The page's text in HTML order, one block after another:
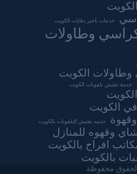
خدمات تاجير دفايات الكويت
وطاولات
وطاولات الكويت
خدمة تفتيش تلفونات الكويت
الكويت
خدمه تفتيش التلفونات بالكويت
وقهوه للمنازل
افراح بالكويت
بالكويت
محفوظة